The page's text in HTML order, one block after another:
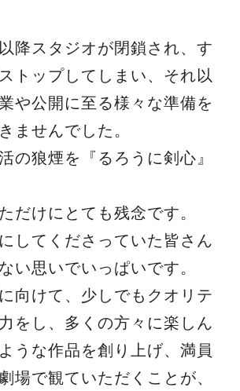
降スタジオが閉鎖され、す
トップしてしまい、それ以
や公開に至る様々な準備を
ませんでした。
の狼煙を『るろうに剣心』
だけにとても残念です。
してくださっていた皆さん
い思いでいっぱいです。
向けて、少しでもクオリテ
をし、多くの方々に楽しん
うな作品を創り上げ、満員
場で観ていただくことが、